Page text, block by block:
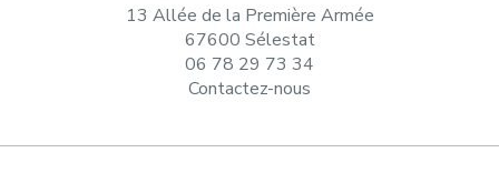
13 Allée de la Première Armée
67600 Sélestat
06 78 29 73 34
Contactez-nous